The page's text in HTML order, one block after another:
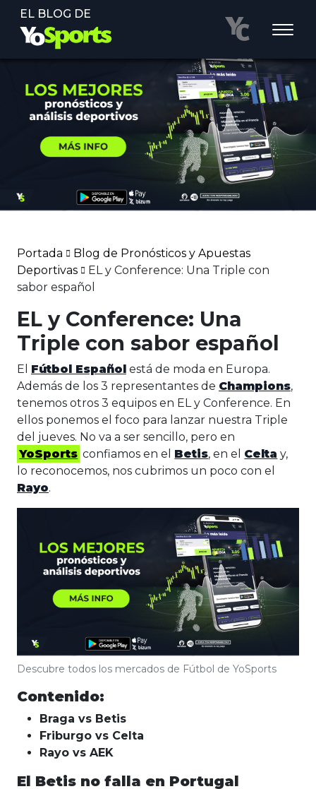
EL BLOG DE
Portada
Blog de Pronósticos y Apuestas
Deportivas
EL y Conference: Una Triple con
sabor español
EL y Conference: Una
Triple con sabor español
El Fútbol Español está de moda en Europa.
Además de los 3 representantes de Champions,
tenemos otros 3 equipos en EL y Conference. En
ellos ponemos el foco para lanzar nuestra Triple
del jueves. No va a ser sencillo, pero en
YoSports confiamos en el Betis, en el Celta y,
lo reconocemos, nos cubrimos un poco con el
Rayo.
Descubre todos los mercados de Fútbol de YoSports
Contenido:
Braga vs Betis
Friburgo vs Celta
Rayo vs AEK
El Betis no falla en Portugal